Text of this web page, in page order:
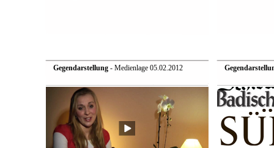
Gegendarstellung- Medienlage 05.02.2012